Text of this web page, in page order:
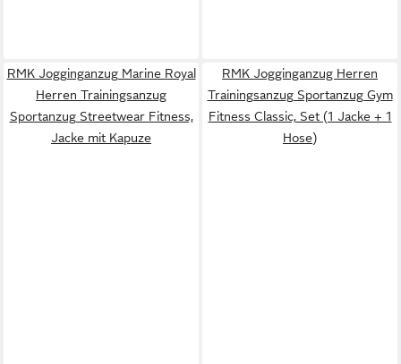
RMK Jogginganzug Marine Royal
Herren Trainingsanzug
Sportanzug Streetwear Fitness,
Jacke mit Kapuze
RMK Jogginganzug Herren
Trainingsanzug Sportanzug Gym
Fitness Classic, Set (1 Jacke + 1
Hose)